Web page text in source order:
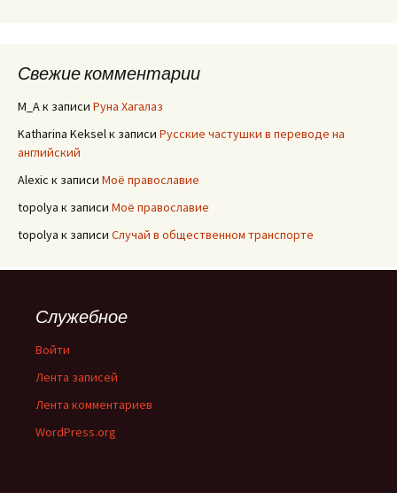
Свежие комментарии
M_Aк записи Руна Хагалаз
Katharina Kekselк записи Русские частушки в переводе на
английский
Alexic к записи Моё православие
topolya к записи Моё православие
topolya к записи Случай в общественном транспорте
Служебное
Войти
Лента записей
Лента комментариев
WordPress.org